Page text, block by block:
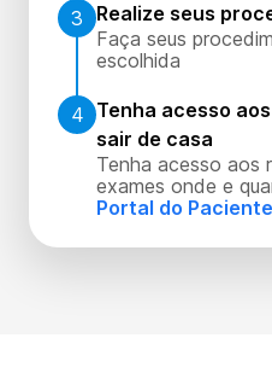
3
Realize seus
Faça seus
escolhida
4 Tenha acesso
sair de casa
Tenha acesso aos
exames onde e
Portal do